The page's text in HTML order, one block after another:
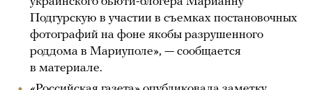
Подгурскую в участии в съемках постановочных
фотографий на фоне якобы разрушенного
роддома в Мариуполе», — сообщается
в материале.